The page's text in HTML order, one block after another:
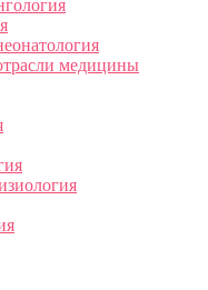
медицины